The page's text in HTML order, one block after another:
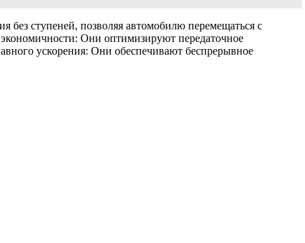
без ступеней, позволяя автомобилю перемещаться с
Они оптимизируют передаточное
ускорения: Они обеспечивают беспрерывное